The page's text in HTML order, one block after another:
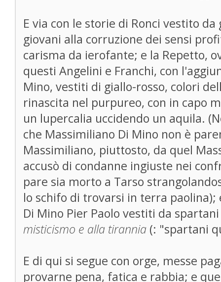
E via con le storie di Ronci vestito
giovani alla corruzione dei sensi
carisma da ierofante; e la Repetto,
questi Angelini e Franchi, con
Mino, vestiti di giallo-rosso, colori
rinascita nel purpureo, con in capo
un lupercalia uccidendo un aquila.
che Massimiliano Di Mino non è
Massimiliano, piuttosto, da quel
accusò di condanne ingiuste nei
pare sia morto a Tarso
lo schifo di trovarsi in terra paolina);
Di Mino Pier Paolo vestiti da
misticismo e alla tirannia (: "spartani
E di qui si segue con orge, messe
provarne pena, fatica e rabbia; e